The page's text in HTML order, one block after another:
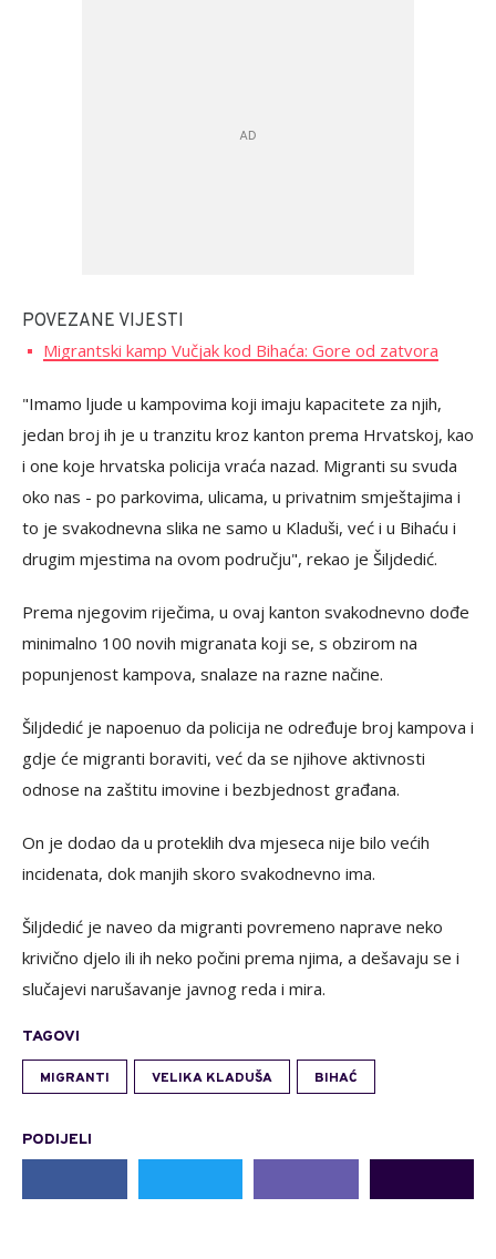
POVEZANE VIJESTI
Migrantski kamp Vučjak kod Bihaća: Gore od zatvora
"Imamo ljude u kampovima koji imaju kapacitete za njih,
jedan broj ih je u tranzitu kroz kanton prema Hrvatskoj, kao
i one koje hrvatska policija vraća nazad. Migranti su svuda
oko nas - po parkovima, ulicama, u privatnim smještajima i
to je svakodnevna slika ne samo u Kladuši, već i u Bihaću i
drugim mjestima na ovom području", rekao je Šiljdedić.
Prema njegovim riječima, u ovaj kanton svakodnevno dođe
minimalno 100 novih migranata koji se, s obzirom na
popunjenost kampova, snalaze na razne načine.
Šiljdedić je napoenuo da policija ne određuje broj kampova i
gdje će migranti boraviti, već da se njihove aktivnosti
odnose na zaštitu imovine i bezbjednost građana.
On je dodao da u proteklih dva mjeseca nije bilo većih
incidenata, dok manjih skoro svakodnevno ima.
Šiljdedić je naveo da migranti povremeno naprave neko
krivično djelo ili ih neko počini prema njima, a dešavaju se i
slučajevi narušavanje javnog reda i mira.
TAGOVI
MIGRANTI VELIKA KLADUŠA BIHAĆ
PODIJELI